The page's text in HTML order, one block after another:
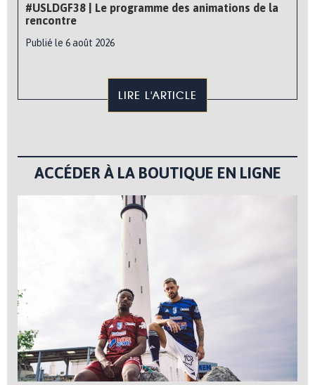
#USLDGF38 | Le programme des animations de la
rencontre
Publié le 6 août 2026
LIRE L'ARTICLE
ACCÉDER À LA BOUTIQUE EN LIGNE